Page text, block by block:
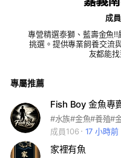
成
專營精選泰獅、藍壽金魚
挑選。提供專業飼養交流
友都能
專屬推薦
Fish Boy 金魚專
成員106
17 小時前
家裡有魚